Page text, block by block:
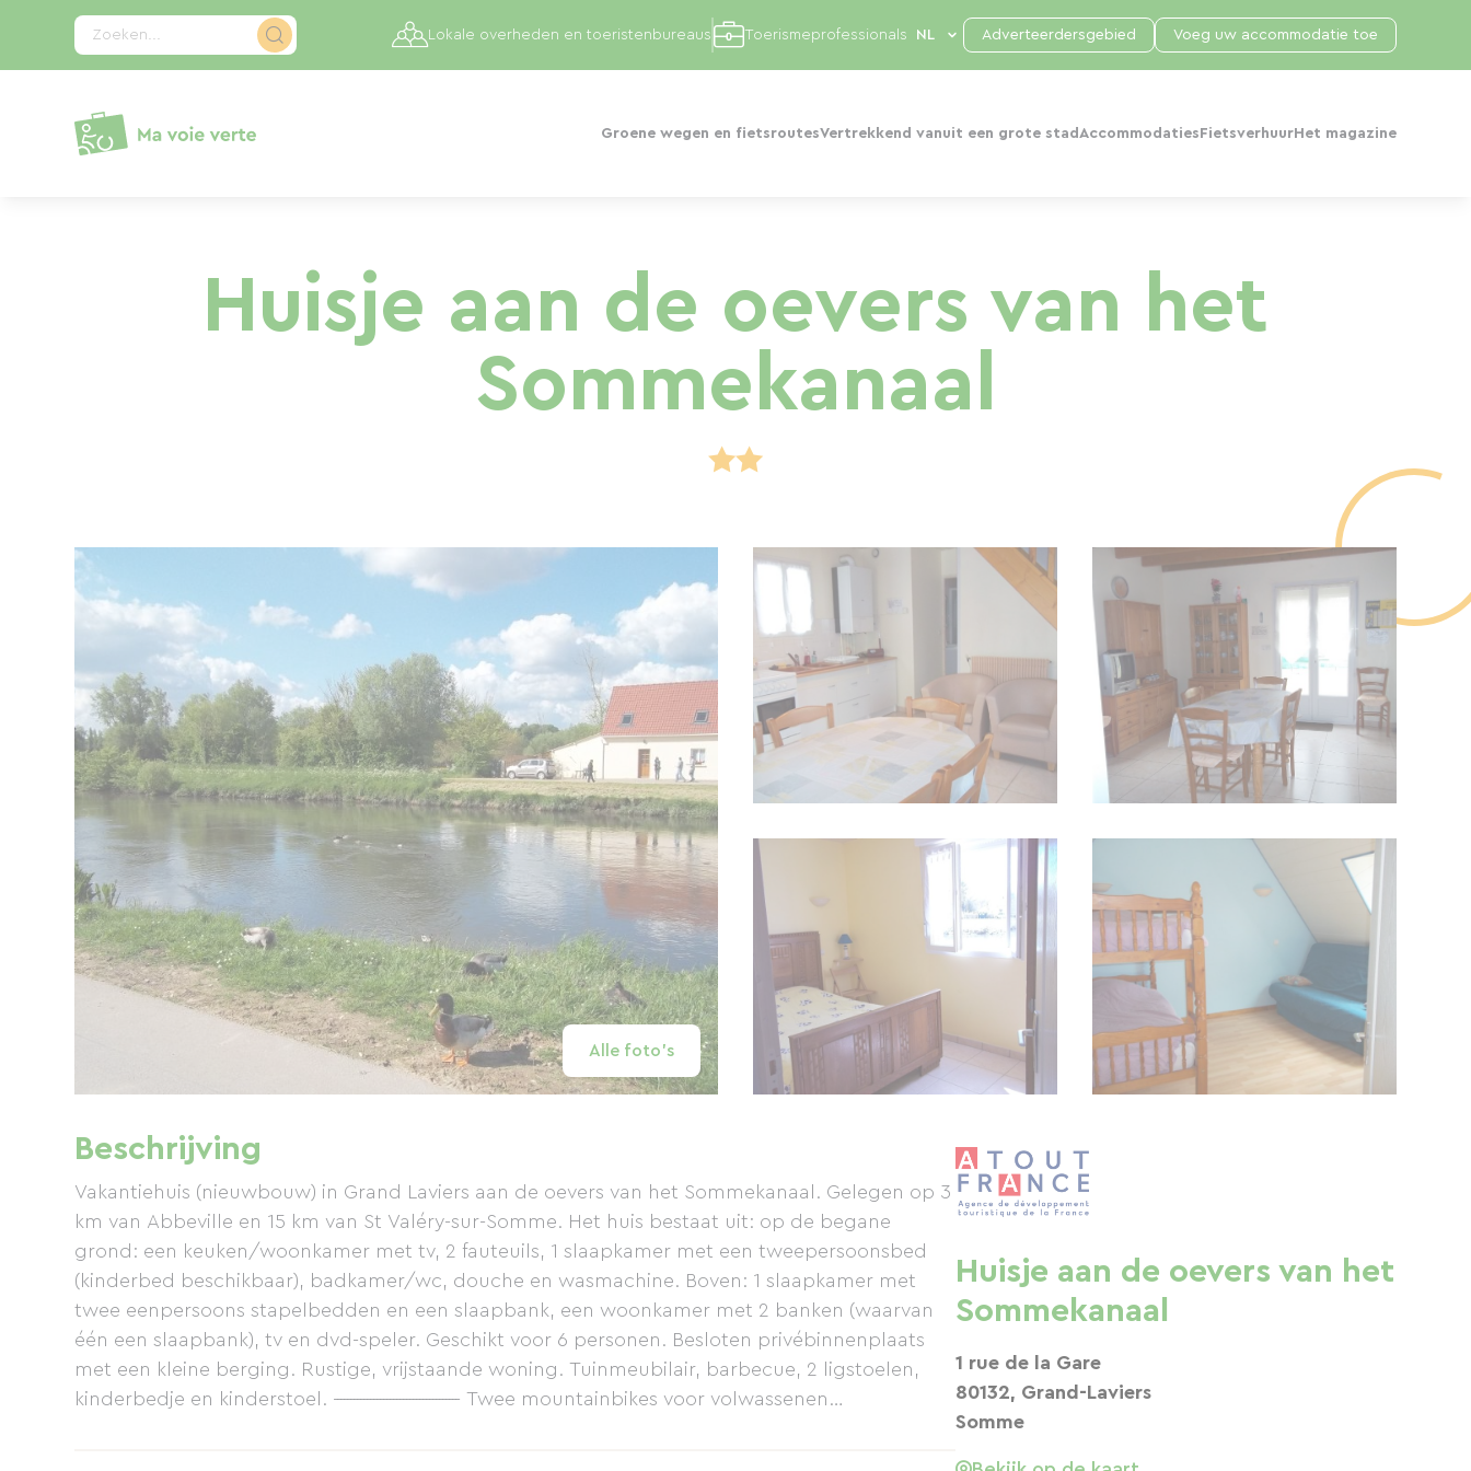
Zoeken...
Groene wegen en fietsroutesVertrekkend vanuit een grote stad Accommodaties Fietsverhuur Het magazine
Lokale overheden en toeristenbureaus Toerismeprofessionals Adverteerdersgebied Voeg uw accommodatie toe
Huisje aan de oevers van het
Sommekanaal
Alle foto's
Beschrijving
Vakantiehuis (nieuwbouw) in Grand Laviers aan de oevers van het Sommekanaal. Gelegen op 3
km van Abbeville en 15 km van St Valéry-sur-Somme. Het huis bestaat uit: op de begane
grond: een keuken/woonkamer met tv, 2 fauteuils, 1 slaapkamer met een tweepersoonsbed
(kinderbed beschikbaar), badkamer/wc, douche en wasmachine. Boven: 1 slaapkamer met
twee eenpersoons stapelbedden en een slaapbank, een woonkamer met 2 banken (waarvan
één een slaapbank), tv en dvd-speler. Geschikt voor 6 personen. Besloten privébinnenplaats
met een kleine berging. Rustige, vrijstaande woning. Tuinmeubilair, barbecue, 2 ligstoelen,
kinderbedje en kinderstoel. -------------------------------------- Twee mountainbikes voor volwassenen
Huisje aan de oevers van het
Sommekanaal
1 rue de la Gare
80132, Grand-Laviers
Somme
Cookies beheer paneel